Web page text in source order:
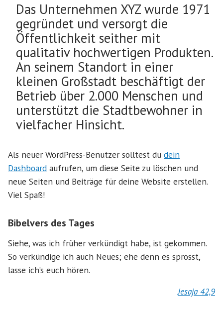
Das Unternehmen XYZ wurde 1971
gegründet und versorgt die
Öffentlichkeit seither mit
qualitativ hochwertigen Produkten.
An seinem Standort in einer
kleinen Großstadt beschäftigt der
Betrieb über 2.000 Menschen und
unterstützt die Stadtbewohner in
vielfacher Hinsicht.
Als neuer WordPress-Benutzer solltest du dein
Dashboard aufrufen, um diese Seite zu löschen und
neue Seiten und Beiträge für deine Website erstellen.
Viel Spaß!
Bibelvers des Tages
Siehe, was ich früher verkündigt habe, ist gekommen.
So verkündige ich auch Neues; ehe denn es sprosst,
lasse ich’s euch hören.
Jesaja 42,9